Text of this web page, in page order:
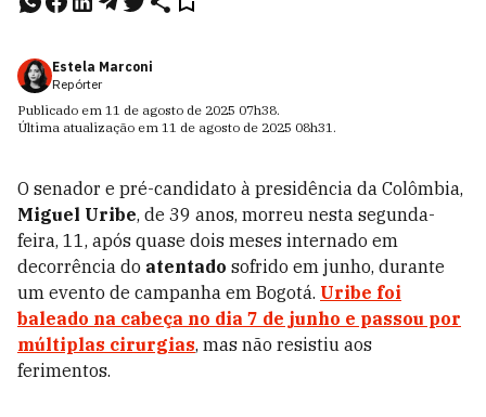
Estela Marconi
Repórter
Publicado em 11 de agosto de 2025 07h38.
Última atualização em 11 de agosto de 2025 08h31.
O senador e pré-candidato à presidência da Colômbia,
Miguel Uribe, de 39 anos, morreu nesta segunda-
feira, 11, após quase dois meses internado em
decorrência do atentado sofrido em junho, durante
um evento de campanha em Bogotá. Uribe foi
baleado na cabeça no dia 7 de junho e passou por
múltiplas cirurgias, mas não resistiu aos
ferimentos.